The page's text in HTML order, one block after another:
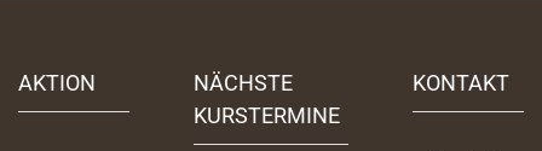
AKTION
NÄCHSTE
KURSTERMINE
KONTAKT